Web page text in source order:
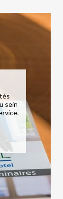
sein